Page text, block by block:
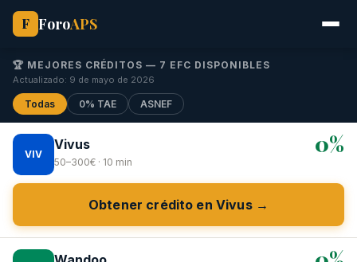
F ForoAPS
🏆 MEJORES CRÉDITOS — 7 EFC DISPONIBLES
Actualizado: 9 de mayo de 2026
Todas 0% TAE ASNEF
VIV
Vivus
50–300€ · 10 min
0%
Obtener crédito en Vivus →